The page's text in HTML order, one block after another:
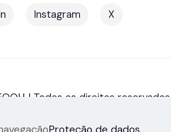
Instagram X
| Todos os direitos reservados